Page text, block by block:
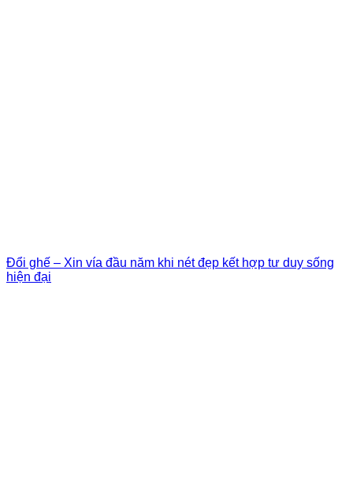
Đổi ghế – Xin vía đầu năm khi nét đẹp kết hợp tư duy sống
hiện đại